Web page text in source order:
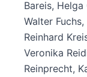
Bareis,
Walter
Reinhard
Veronika
Reinprecht,